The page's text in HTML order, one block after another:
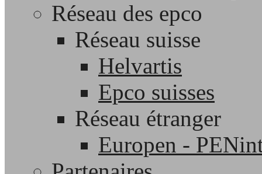
Réseau des epco
Réseau suisse
Helvartis
Epco suisses
Réseau étranger
Europen -